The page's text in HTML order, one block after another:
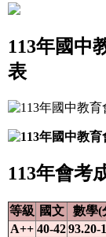
113年國中
表
113年會考
等級 國文 數學(
A++ 40-4293.20-